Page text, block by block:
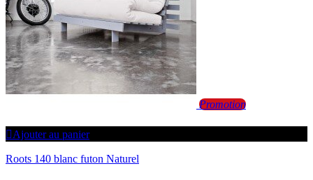
Promotion
Ajouter au panier
Roots 140 blanc futon Naturel